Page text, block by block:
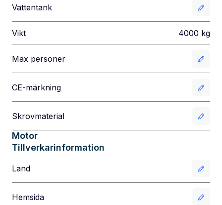
Vattentank
Vikt 4000 kg
Max personer
CE-märkning
Skrovmaterial
Motor
Tillverkarinformation
Land
Hemsida